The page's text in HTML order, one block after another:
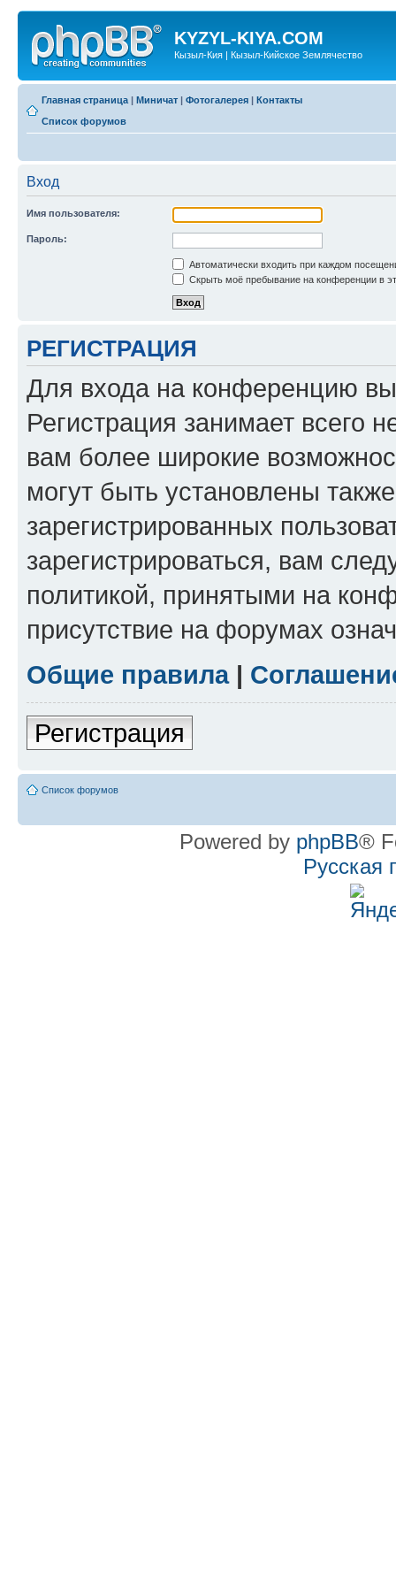
KYZYL-KIYA.COM
Кызыл-Кия | Кызыл-Кийское Землячество
Главная страница | Миничат | Фотогалерея | Контакты
Список форумов
Вход
Имя пользователя:
Пароль:
Автоматически входить при каждом
Скрыть моё пребывание на конференции в
РЕГИСТРАЦИЯ
Для входа на конференцию
Регистрация занимает всего
вам более широкие
могут быть установлены
зарегистрированных
зарегистрироваться, вам
политикой, принятыми на
присутствие на форумах
Общие правила|
Регистрация
Список форумов
Powered by phpBB®
Русская